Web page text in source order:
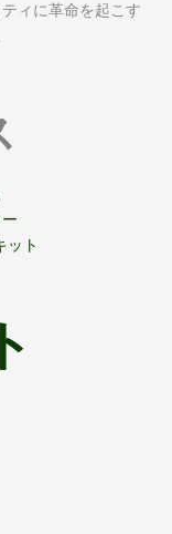
ィに革命を起こす
ット